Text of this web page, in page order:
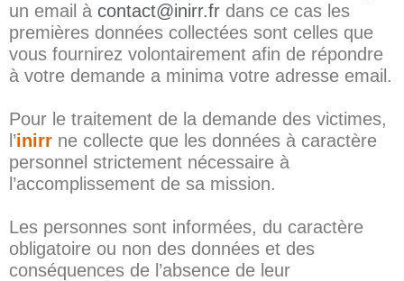
un email à contact@inirr.fr dans ce cas les
premières données collectées sont celles que
vous fournirez volontairement afin de répondre
à votre demande a minima votre adresse email.
Pour le traitement de la demande des victimes,
l’inirr ne collecte que les données à caractère
personnel strictement nécessaire à
l’accomplissement de sa mission.
Les personnes sont informées, du caractère
obligatoire ou non des données et des
conséquences de l’absence de leur